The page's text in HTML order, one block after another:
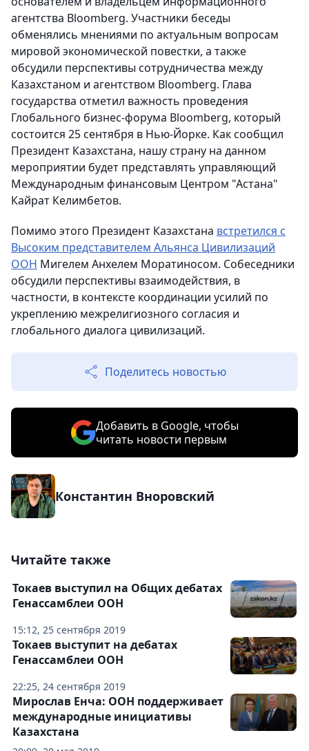
агентства Bloomberg. Участники беседы
обменялись мнениями по актуальным вопросам
мировой экономической повестки, а также
обсудили перспективы сотрудничества между
Казахстаном и агентством Bloomberg. Глава
государства отметил важность проведения
Глобального бизнес-форума Bloomberg, который
состоится 25 сентября в Нью-Йорке. Как сообщил
Президент Казахстана, нашу страну на данном
мероприятии будет представлять управляющий
Международным финансовым Центром "Астана"
Кайрат Келимбетов.
Помимо этого Президент Казахстана встретился с
Высоким представителем Альянса Цивилизаций
ООН Мигелем Анхелем Моратиносом. Собеседники
обсудили перспективы взаимодействия, в
частности, в контексте координации усилий по
укреплению межрелигиозного согласия и
глобального диалога цивилизаций.
Поделитесь новостью
Добавить в Google, чтобы
читать новости первым
Константин Вноровский
Читайте также
15:12, 25 сентября 2019
Токаев выступил на Общих дебатах
Генассамблеи ООН
22:25, 24 сентября 2019
Токаев выступит на дебатах
Генассамблеи ООН
Мирослав Енча: ООН поддерживает
международные инициативы
Казахстана